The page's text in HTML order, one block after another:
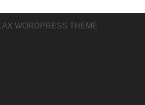
WORDPRESS THEME